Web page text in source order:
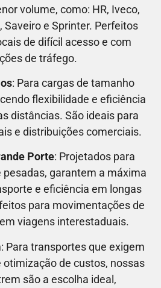
volume, como: HR, Iveco,
Saveiro e Sprinter. Perfeitos
de difícil acesso e com
de tráfego.
: Para cargas de tamanho
flexibilidade e eficiência
distâncias. São ideais para
e distribuições comerciais.
Porte: Projetados para
garantem a máxima
e eficiência em longas
para movimentações de
viagens interestaduais.
: Para transportes que exigem
otimização de custos, nossas
são a escolha ideal,